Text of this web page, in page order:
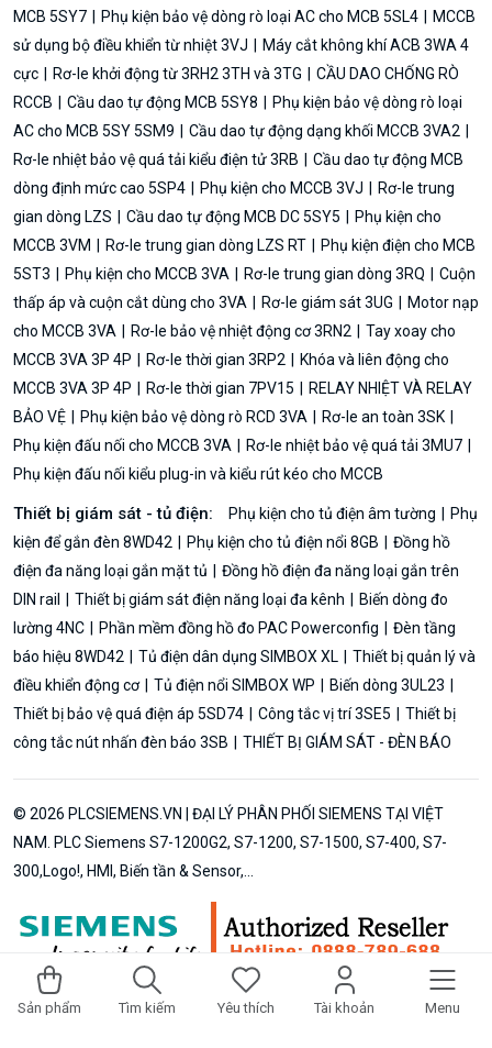
Sản phẩm Tìm kiếm Yêu thích Tài khoản Menu
MCB 5SY7
Phụ kiện bảo vệ dòng rò loại AC cho MCB 5SL4
MCCB
sử dụng bộ điều khiển từ nhiệt 3VJ
Máy cắt không khí ACB 3WA 4
cực
Rơ-le khởi động từ 3RH2 3TH và 3TG
CẦU DAO CHỐNG RÒ
RCCB
Cầu dao tự động MCB 5SY8
Phụ kiện bảo vệ dòng rò loại
AC cho MCB 5SY 5SM9
Cầu dao tự động dạng khối MCCB 3VA2
Rơ-le nhiệt bảo vệ quá tải kiểu điện tử 3RB
Cầu dao tự động MCB
dòng định mức cao 5SP4
Phụ kiện cho MCCB 3VJ
Rơ-le trung
gian dòng LZS
Cầu dao tự động MCB DC 5SY5
Phụ kiện cho
MCCB 3VM
Rơ-le trung gian dòng LZS RT
Phụ kiện điện cho MCB
5ST3
Phụ kiện cho MCCB 3VA Rơ-le trung gian dòng 3RQ
Cuộn
thấp áp và cuộn cắt dùng cho 3VA
Rơ-le giám sát 3UG
Motor nạp
cho MCCB 3VA
Rơ-le bảo vệ nhiệt động cơ 3RN2
Tay xoay cho
MCCB 3VA 3P 4P
Rơ-le thời gian 3RP2
Khóa và liên động cho
MCCB 3VA 3P 4P
Rơ-le thời gian 7PV15
RELAY NHIỆT VÀ RELAY
BẢO VỆ
Phụ kiện bảo vệ dòng rò RCD 3VA
Rơ-le an toàn 3SK
Phụ kiện đấu nối cho MCCB 3VA
Rơ-le nhiệt bảo vệ quá tải 3MU7
Phụ kiện đấu nối kiểu plug-in và kiểu rút kéo cho MCCB
Thiết bị giám sát - tủ điện: Phụ kiện cho tủ điện âm tường
Phụ
kiện để gắn đèn 8WD42
Phụ kiện cho tủ điện nổi 8GB
Đồng hồ
điện đa năng loại gắn mặt tủ
Đồng hồ điện đa năng loại gắn trên
DIN rail
Thiết bị giám sát điện năng loại đa kênh
Biến dòng đo
lường 4NC
Phần mềm đồng hồ đo PAC Powerconfig
Đèn tầng
báo hiệu 8WD42
Tủ điện dân dụng SIMBOX XL
Thiết bị quản lý và
điều khiển động cơ
Tủ điện nổi SIMBOX WP
Biến dòng 3UL23
Thiết bị bảo vệ quá điện áp 5SD74
Công tắc vị trí 3SE5
Thiết bị
công tắc nút nhấn đèn báo 3SB
THIẾT BỊ GIÁM SÁT - ĐÈN BÁO
© 2026 PLCSIEMENS.VN | ĐẠI LÝ PHÂN PHỐI SIEMENS TẠI VIỆT
NAM. PLC Siemens S7-1200G2, S7-1200, S7-1500, S7-400, S7-
300,Logo!, HMI, Biến tần & Sensor,...